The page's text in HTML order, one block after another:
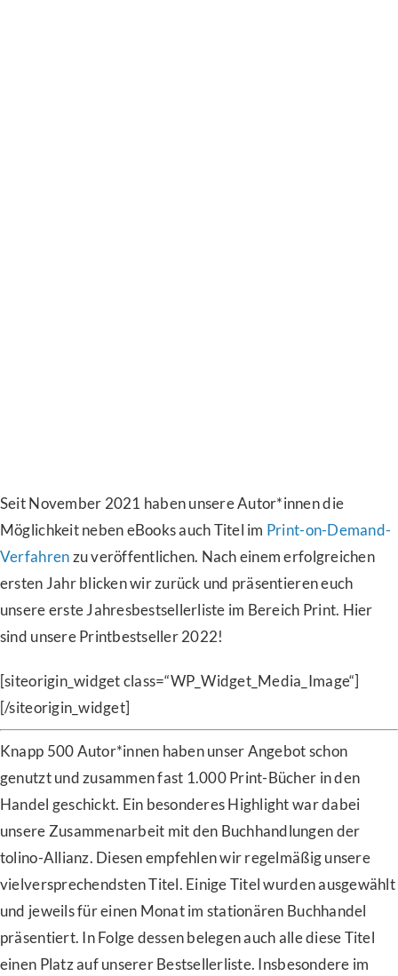
Seit November 2021 haben unsere Autor*innen die
Möglichkeit neben eBooks auch Titel im Print-on-Demand-
Verfahrenzu veröffentlichen. Nach einem erfolgreichen
ersten Jahr blicken wir zurück und präsentieren euch
unsere erste Jahresbestsellerliste im Bereich Print. Hier
sind unsere Printbestseller 2022!
[siteorigin_widget class=“WP_Widget_Media_Image“]
[/siteorigin_widget]
Knapp 500 Autor*innen haben unser Angebot schon
genutzt und zusammen fast 1.000 Print-Bücher in den
Handel geschickt. Ein besonderes Highlight war dabei
unsere Zusammenarbeit mit den Buchhandlungen der
tolino-Allianz. Diesen empfehlen wir regelmäßig unsere
vielversprechendsten Titel. Einige Titel wurden ausgewählt
und jeweils für einen Monat im stationären Buchhandel
präsentiert. In Folge dessen belegen auch alle diese Titel
einen Platz auf unserer Bestsellerliste. Insbesondere im